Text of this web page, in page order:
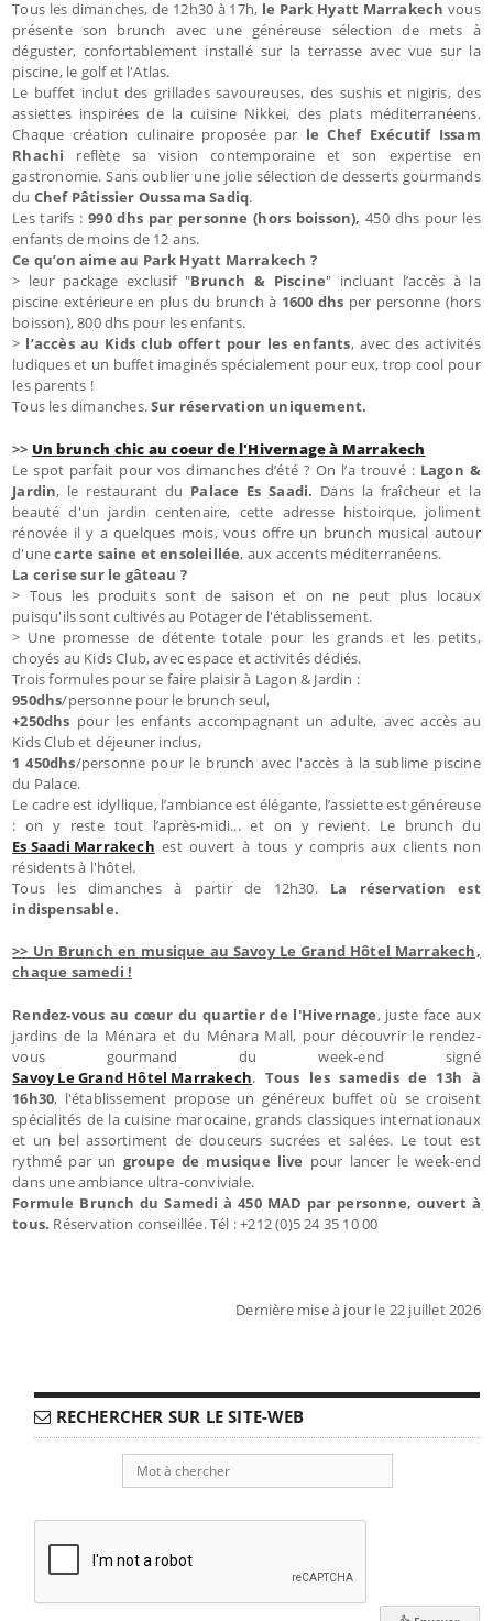
Tous les dimanches, de 12h30 à 17h, le Park Hyatt Marrakech vous
présente son brunch avec une généreuse sélection de mets à
déguster, confortablement installé sur la terrasse avec vue sur la
piscine, le golf et l'Atlas.
Le buffet inclut des grillades savoureuses, des sushis et nigiris, des
assiettes inspirées de la cuisine Nikkei, des plats méditerranéens.
Chaque création culinaire proposée par le Chef Exécutif Issam
Rhachi reflète sa vision contemporaine et son expertise en
gastronomie. Sans oublier une jolie sélection de desserts gourmands
du Chef Pâtissier Oussama Sadiq.
Les tarifs :990 dhs par personne (hors boisson),450 dhs pour les
enfants de moins de 12 ans.
Ce qu’on aime au Park Hyatt Marrakech ?
> leur package exclusif "Brunch & Piscine" incluant l’accès à la
piscine extérieure en plus du brunch à 1600 dhs per personne (hors
boisson),800 dhs pour les enfants.
> l’accès au Kids club offert pour les enfants, avec des activités
ludiques et un buffet imaginés spécialement pour eux, trop cool pour
les parents !
Tous les dimanches.Sur réservation uniquement.
>> Un brunch chic au coeur de l'Hivernage à Marrakech
Le spot parfait pour vos dimanches d’été ? On l’a trouvé : Lagon &
Jardin, le restaurant du Palace Es Saadi. Dans la fraîcheur et la
beauté d'un jardin centenaire, cette adresse histoirque, joliment
rénovée il y a quelques mois, vous offre un brunch musical autour
d'unecarte saine et ensoleillée, aux accents méditerranéens.
La cerise sur le gâteau ?
> Tous les produits sont de saison et on ne peut plus locaux
puisqu'ils sont cultivés au Potager de l'établissement.
> Une promesse de détente totale pour les grands et les petits,
choyés au Kids Club, avec espace et activités dédiés.
Trois formules pour se faire plaisir à Lagon & Jardin :
950dhs/personne pour le brunch seul,
+250dhs pour les enfants accompagnant un adulte, avec accès au
Kids Club et déjeuner inclus,
1 450dhs/personne pour le brunch avec l'accès à la sublime piscine
du Palace.
Le cadre est idyllique, l’ambiance est élégante, l’assiette est généreuse
: on y reste tout l’après-midi... et on y revient. Le brunch du
Es Saadi Marrakech est ouvert à tous y compris aux clients non
résidents à l'hôtel.
Tous les dimanches à partir de 12h30. La réservation est
indispensable.
>> Un Brunch en musique au Savoy Le Grand Hôtel Marrakech,
chaque samedi !
Rendez-vous au cœur du quartier de l'Hivernage, juste face aux
jardins de la Ménara et du Ménara Mall, pour découvrir le rendez-
vous gourmand du week-end signé
Savoy Le Grand Hôtel Marrakech. Tous les samedis de 13h à
16h30, l'établissement propose un généreux buffet où se croisent
spécialités de la cuisine marocaine, grands classiques internationaux
et un bel assortiment de douceurs sucrées et salées. Le tout est
rythmé par un groupe de musique live pour lancer le week-end
dans une ambiance ultra-conviviale.
Formule Brunch du Samedi à 450 MAD par personne, ouvert à
tous. Réservation conseillée. Tél : +212 (0)5 24 35 10 00
Dernière mise à jour le 22 juillet 2026
RECHERCHER SUR LE SITE-WEB